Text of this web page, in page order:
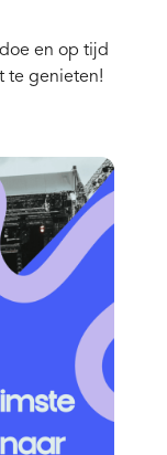
en op tijd
te genieten!